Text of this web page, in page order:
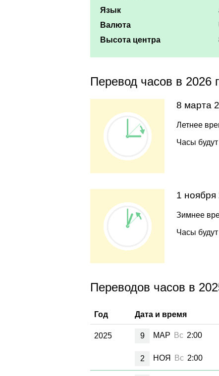
Язык
Валюта
Высота центра
Перевод часов в 2026
8 марта
Летнее
Часы
1
Зимнее
Часы
Переводов часов в
Год Дата и время
2025 9 МАР Вс 2:00
2 НОЯ Вс 2:00